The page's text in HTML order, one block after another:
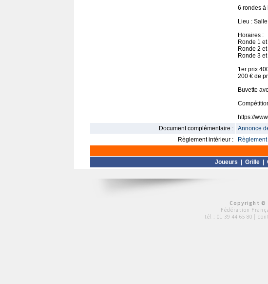
6 rondes à
Lieu :
Horaires :
Ronde 1
Ronde 2
Ronde 3
1er prix
200 € de
Buvette
https://
Document complémentaire :
Annonce
Règlement intérieur :
Joueurs Grille
Copyright ©
Fédération
tél : 01 39 44 65 80 |